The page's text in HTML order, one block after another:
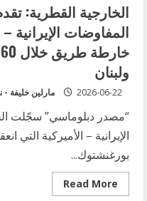
قرن
من
العطاء
الخارجية القطرية:
المفاوضات الإيرانية
ولبنان
مارلين خليفة 2026-06-22
“مصدر دبلوماسي” سجّلت
الإيرانية – الأميركية التي
بورغنشتوك...
Read More
Read
more